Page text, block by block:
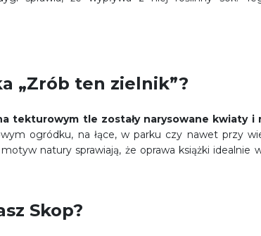
„Zrób ten zielnik”?
tekturowym tle zostały narysowane kwiaty i
ogródku, na łące, w parku czy nawet przy
natury sprawiają, że oprawa książki idealnie
Skop?